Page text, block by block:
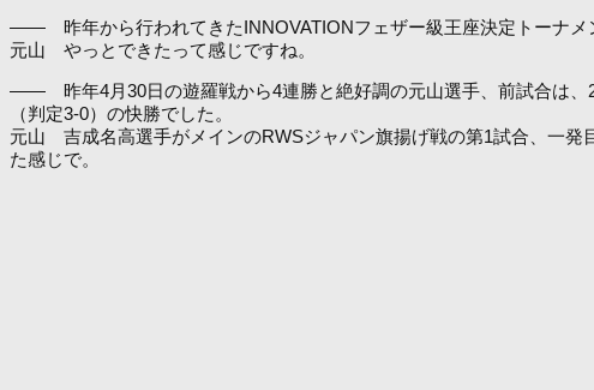
―― 昨年から行われてきたINNOVATIONフェザー級王座決定トーナメ
元山 やっとできたって感じですね。
―― 昨年4月30日の遊羅戦から4連勝と絶好調の元山選手、前試合は、
（判定3-0）の快勝でした。
元山 吉成名高選手がメインのRWSジャパン旗揚げ戦の第1試合、一発
た感じで。